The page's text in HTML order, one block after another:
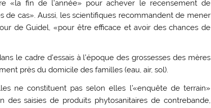
«la fin de l’année» pour achever le recensement de
de cas». Aussi, les scientifiques recommandent de mener
de Guidel, «pour être efficace et avoir des chances de
le cadre d’essais à l’époque des grossesses des mères
près du domicile des familles (eau, air, sol).
ne constituent pas selon elles l’«enquête de terrain»
des saisies de produits phytosanitaires de contrebande,